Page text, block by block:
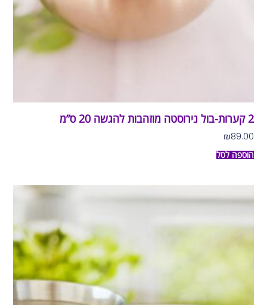
2 קערות-בול נירוסטה מוזהבות להגשה 20 ס”מ
₪89.00
הוספה לסל